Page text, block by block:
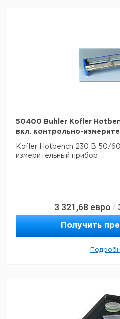
50400 Buhler Kofler
вкл. контрольно-
Kofler Hotbench 230 В 50/60
измерительный прибор
3 321,68 евро /
Получить